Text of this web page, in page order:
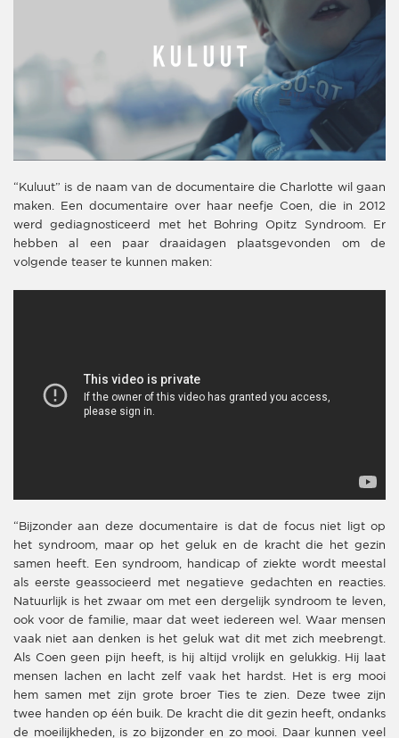
“Kuluut” is de naam van de documentaire die Charlotte wil gaan
maken. Een documentaire over haar neefje Coen, die in 2012
werd gediagnosticeerd met het Bohring Opitz Syndroom. Er
hebben al een paar draaidagen plaatsgevonden om de
volgende teaser te kunnen maken:
“Bijzonder aan deze documentaire is dat de focus niet ligt op
het syndroom, maar op het geluk en de kracht die het gezin
samen heeft. Een syndroom, handicap of ziekte wordt meestal
als eerste geassocieerd met negatieve gedachten en reacties.
Natuurlijk is het zwaar om met een dergelijk syndroom te leven,
ook voor de familie, maar dat weet iedereen wel. Waar mensen
vaak niet aan denken is het geluk wat dit met zich meebrengt.
Als Coen geen pijn heeft, is hij altijd vrolijk en gelukkig. Hij laat
mensen lachen en lacht zelf vaak het hardst. Het is erg mooi
hem samen met zijn grote broer Ties te zien. Deze twee zijn
twee handen op één buik. De kracht die dit gezin heeft, ondanks
de moeilijkheden, is zo bijzonder en zo mooi. Daar kunnen veel